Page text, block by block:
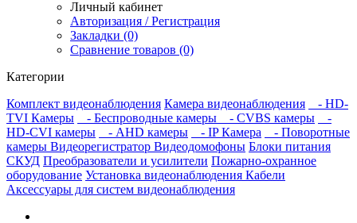
Личный кабинет
Авторизация / Регистрация
Закладки (0)
Сравнение товаров (0)
Категории
Комплект видеонаблюдения Камера видеонаблюдения
- HD-
TVI Камеры
- Беспроводные камеры - CVBS камеры
-
HD-CVI камеры
- AHD камеры - IP Камера
- Поворотные
камеры Видеорегистратор Видеодомофоны Блоки питания
СКУД Преобразователи и усилители Пожарно-охранное
оборудование Установка видеонаблюдения Кабели
Аксессуары для систем видеонаблюдения